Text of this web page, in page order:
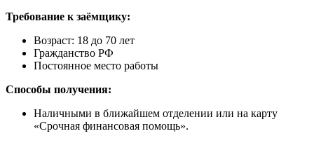
Требование к заёмщику:
Возраст: 18 до 70 лет
Гражданство РФ
Постоянное место работы
Способы получения:
Наличными в ближайшем отделении или на карту
«Срочная финансовая помощь».